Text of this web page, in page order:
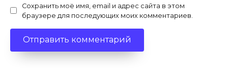
Сохранить моё имя, email и адрес сайта в этом
браузере для последующих моих комментариев.